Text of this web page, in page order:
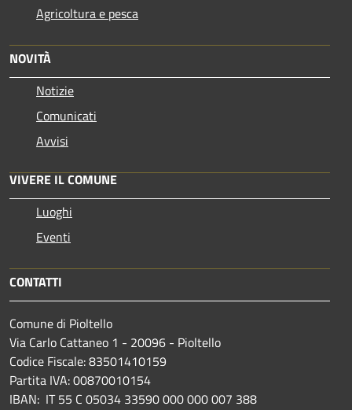
Agricoltura e pesca
NOVITÀ
Notizie
Comunicati
Avvisi
VIVERE IL COMUNE
Luoghi
Eventi
CONTATTI
Comune di Pioltello
Via Carlo Cattaneo 1 - 20096 - Pioltello
Codice Fiscale: 83501410159
Partita IVA: 00870010154
IBAN: IT 55 C 05034 33590 000 000 007 388